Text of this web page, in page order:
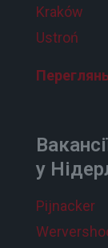
Kraków
Ustroń
у
Pijnacker